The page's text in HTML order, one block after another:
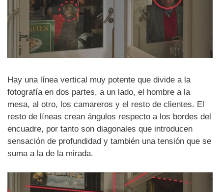
Hay una línea vertical muy potente que divide a la
fotografía en dos partes, a un lado, el hombre a la
mesa, al otro, los camareros y el resto de clientes. El
resto de líneas crean ángulos respecto a los bordes del
encuadre, por tanto son diagonales que introducen
sensación de profundidad y también una tensión que se
suma a la de la mirada.